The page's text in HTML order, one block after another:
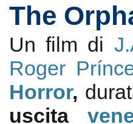
The
Un film di
Roger
Horror,
uscita